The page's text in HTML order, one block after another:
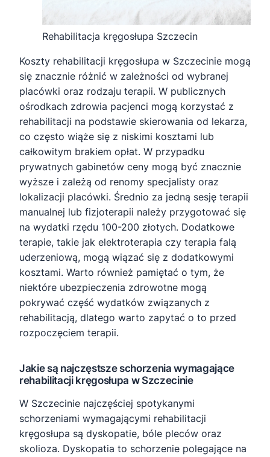
Rehabilitacja kręgosłupa Szczecin
Koszty rehabilitacji kręgosłupa w Szczecinie mogą
się znacznie różnić w zależności od wybranej
placówki oraz rodzaju terapii. W publicznych
ośrodkach zdrowia pacjenci mogą korzystać z
rehabilitacji na podstawie skierowania od lekarza,
co często wiąże się z niskimi kosztami lub
całkowitym brakiem opłat. W przypadku
prywatnych gabinetów ceny mogą być znacznie
wyższe i zależą od renomy specjalisty oraz
lokalizacji placówki. Średnio za jedną sesję terapii
manualnej lub fizjoterapii należy przygotować się
na wydatki rzędu 100-200 złotych. Dodatkowe
terapie, takie jak elektroterapia czy terapia falą
uderzeniową, mogą wiązać się z dodatkowymi
kosztami. Warto również pamiętać o tym, że
niektóre ubezpieczenia zdrowotne mogą
pokrywać część wydatków związanych z
rehabilitacją, dlatego warto zapytać o to przed
rozpoczęciem terapii.
Jakie są najczęstsze schorzenia wymagające
rehabilitacji kręgosłupa w Szczecinie
W Szczecinie najczęściej spotykanymi
schorzeniami wymagającymi rehabilitacji
kręgosłupa są dyskopatie, bóle pleców oraz
skolioza. Dyskopatia to schorzenie polegające na